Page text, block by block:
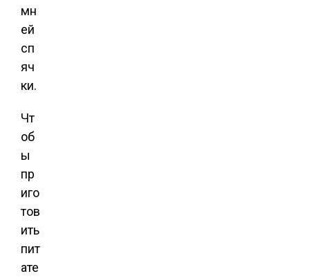
мн
ей
сп
яч
ки.
Чт
об
ы
пр
иго
тов
ить
пит
ате